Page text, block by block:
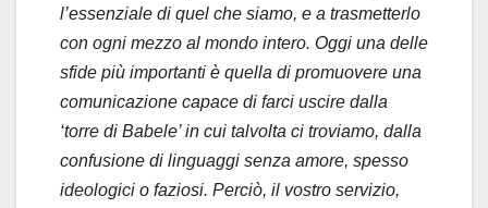
l’essenziale di quel che siamo, e a trasmetterlo
con ogni mezzo al mondo intero. Oggi una delle
sfide più importanti è quella di promuovere una
comunicazione capace di farci uscire dalla
‘torre di Babele’ in cui talvolta ci troviamo, dalla
confusione di linguaggi senza amore, spesso
ideologici o faziosi. Perciò, il vostro servizio,